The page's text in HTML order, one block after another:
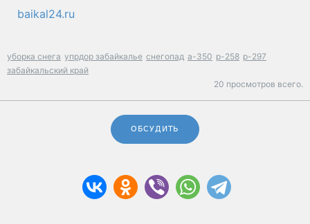
baikal24.ru
уборка снега упрдор забайкалье снегопад а-350 р-258 р-297
забайкальский край
20 просмотров всего.
ОБСУДИТЬ